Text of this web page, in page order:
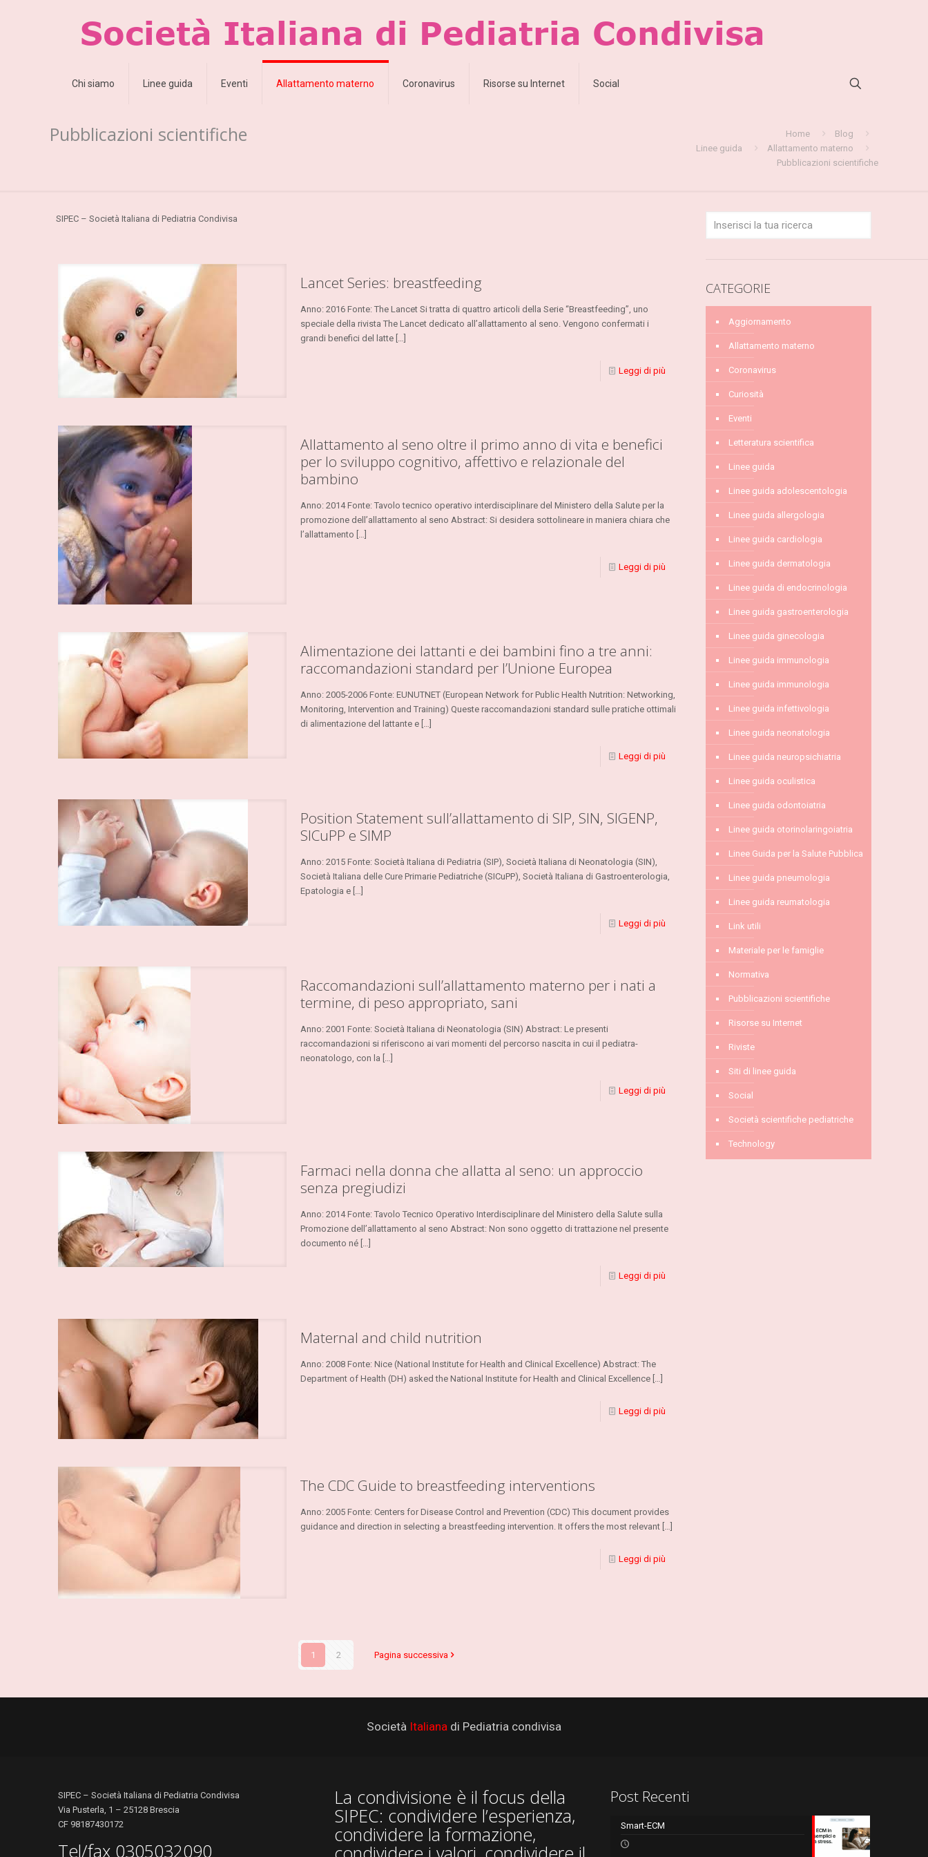
Chi siamo Linee guida Eventi Allattamento materno Coronavirus Risorse su Internet Social
Pubblicazioni scientifiche Home
Blog
Linee guida
Allattamento materno
Pubblicazioni scientifiche
SIPEC – Società Italiana di Pediatria Condivisa
Lancet Series: breastfeeding
Anno: 2016 Fonte: The Lancet Si tratta di quattro articoli della Serie “Breastfeeding”, uno
speciale della rivista The Lancet dedicato all’allattamento al seno. Vengono confermati i
grandi benefici del latte […]
Leggi di più
Allattamento al seno oltre il primo anno di vita e benefici
per lo sviluppo cognitivo, affettivo e relazionale del
bambino
Anno: 2014 Fonte: Tavolo tecnico operativo interdisciplinare del Ministero della Salute per la
promozione dell’allattamento al seno Abstract: Si desidera sottolineare in maniera chiara che
l’allattamento […]
Leggi di più
Alimentazione dei lattanti e dei bambini fino a tre anni:
raccomandazioni standard per l’Unione Europea
Anno: 2005-2006 Fonte: EUNUTNET (European Network for Public Health Nutrition: Networking,
Monitoring, Intervention and Training) Queste raccomandazioni standard sulle pratiche ottimali
di alimentazione del lattante e […]
Leggi di più
Position Statement sull’allattamento di SIP, SIN, SIGENP,
SICuPP e SIMP
Anno: 2015 Fonte: Società Italiana di Pediatria (SIP), Società Italiana di Neonatologia (SIN),
Società Italiana delle Cure Primarie Pediatriche (SICuPP), Società Italiana di Gastroenterologia,
Epatologia e […]
Leggi di più
Raccomandazioni sull’allattamento materno per i nati a
termine, di peso appropriato, sani
Anno: 2001 Fonte: Società Italiana di Neonatologia (SIN) Abstract: Le presenti
raccomandazioni si riferiscono ai vari momenti del percorso nascita in cui il pediatra-
neonatologo, con la […]
Leggi di più
Farmaci nella donna che allatta al seno: un approccio
senza pregiudizi
Anno: 2014 Fonte: Tavolo Tecnico Operativo Interdisciplinare del Ministero della Salute sulla
Promozione dell’allattamento al seno Abstract: Non sono oggetto di trattazione nel presente
documento né […]
Leggi di più
Maternal and child nutrition
Anno: 2008 Fonte: Nice (National Institute for Health and Clinical Excellence) Abstract: The
Department of Health (DH) asked the National Institute for Health and Clinical Excellence […]
Leggi di più
The CDC Guide to breastfeeding interventions
Anno: 2005 Fonte: Centers for Disease Control and Prevention (CDC) This document provides
guidance and direction in selecting a breastfeeding intervention. It offers the most relevant […]
Leggi di più
1 2 Pagina successiva
CATEGORIE
Aggiornamento
Allattamento materno
Coronavirus
Curiosità
Eventi
Letteratura scientifica
Linee guida
Linee guida adolescentologia
Linee guida allergologia
Linee guida cardiologia
Linee guida dermatologia
Linee guida di endocrinologia
Linee guida gastroenterologia
Linee guida ginecologia
Linee guida immunologia
Linee guida immunologia
Linee guida infettivologia
Linee guida neonatologia
Linee guida neuropsichiatria
Linee guida oculistica
Linee guida odontoiatria
Linee guida otorinolaringoiatria
Linee Guida per la Salute Pubblica
Linee guida pneumologia
Linee guida reumatologia
Link utili
Materiale per le famiglie
Normativa
Pubblicazioni scientifiche
Risorse su Internet
Riviste
Siti di linee guida
Social
Società scientifiche pediatriche
Technology
Società Italiana di Pediatria condivisa
SIPEC – Società Italiana di Pediatria Condivisa
Via Pusterla, 1 – 25128 Brescia
CF 98187430172
Tel/fax 0305032090
La condivisione è il focus della
SIPEC: condividere l’esperienza,
condividere la formazione,
Post Recenti
Smart-ECM